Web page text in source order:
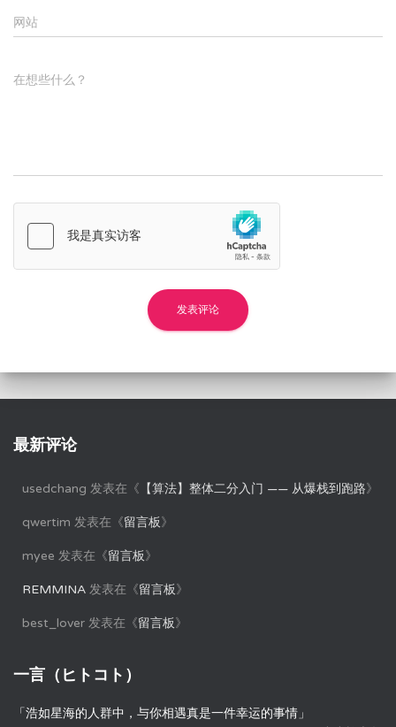
网站
在想些什么？
最新评论
usedchang 发表在《 【算法】整体二分入门 —— 从爆栈到跑路》
qwertim 发表在《留言板》
myee 发表在《留言板》
REMMINA 发表在《留言板》
best_lover 发表在《留言板》
一言（ヒトコト）
「浩如星海的人群中，与你相遇真是一件幸运的事情」